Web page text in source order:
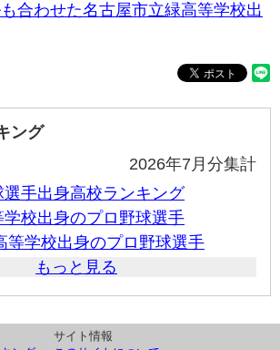
合わせた名古屋市立緑高等学校出
ング
2026年7月分集計
選手出身高校ランキング
学校出身のプロ野球選手
等学校出身のプロ野球選手
もっと見る
サイト情報